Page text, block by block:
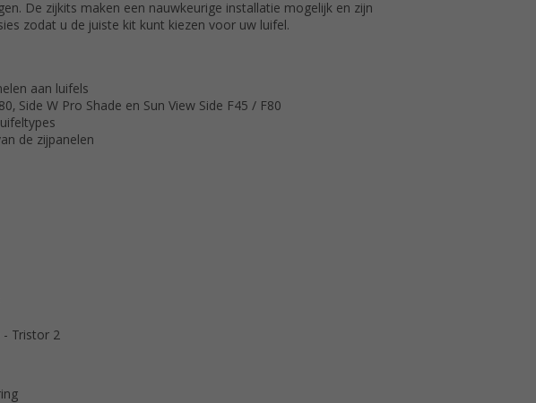
De zijkits maken een nauwkeurige installatie mogelijk en zijn
zodat u de juiste kit kunt kiezen voor uw luifel.
aan luifels
Side W Pro Shade en Sun View Side F45 / F80
de zijpanelen
- Tristor 2